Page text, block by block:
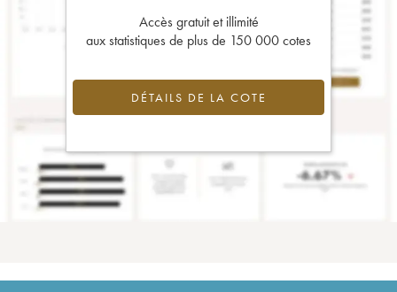
Accès gratuit et illimité
aux statistiques de plus de 150 000 cotes
DÉTAILS DE LA COTE